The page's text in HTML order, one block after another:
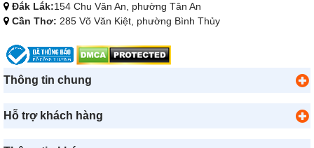
Đắk Lắk:154 Chu Văn An, phường Tân An
Cần Thơ: 285 Võ Văn Kiệt, phường Bình Thủy
Thông tin chung
Hỗ trợ khách hàng